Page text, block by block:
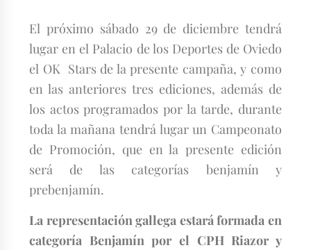
El próximo sábado 29 de diciembre tendrá
lugar en el Palacio de los Deportes de Oviedo
el OK Stars de la presente campaña, y como
en las anteriores tres ediciones, además de
los actos programados por la tarde, durante
toda la mañana tendrá lugar un Campeonato
de Promoción, que en la presente edición
será de las categorías benjamín y
prebenjamín.
La representación gallega estará formada en
categoría Benjamín por el CPH Riazor y